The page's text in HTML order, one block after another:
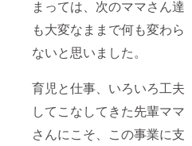
まっては、次のママさん達
も大変なままで何も変わら
ないと思いました。
育児と仕事、いろいろ工夫
してこなしてきた先輩ママ
さんにこそ、この事業に支